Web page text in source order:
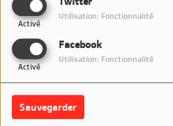
Activé
Utilisation: Fonctionnalité
Facebook
Activé
Utilisation: Fonctionnalité
Sauvegarder